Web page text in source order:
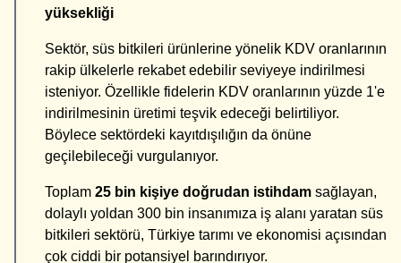
yüksekliği
Sektör, süs bitkileri ürünlerine yönelik KDV oranlarının
rakip ülkelerle rekabet edebilir seviyeye indirilmesi
isteniyor. Özellikle fidelerin KDV oranlarının yüzde 1'e
indirilmesinin üretimi teşvik edeceği belirtiliyor.
Böylece sektördeki kayıtdışılığın da önüne
geçilebileceği vurgulanıyor.
Toplam 25 bin kişiye doğrudan istihdam sağlayan,
dolaylı yoldan 300 bin insanımıza iş alanı yaratan süs
bitkileri sektörü, Türkiye tarımı ve ekonomisi açısından
çok ciddi bir potansiyel barındırıyor.